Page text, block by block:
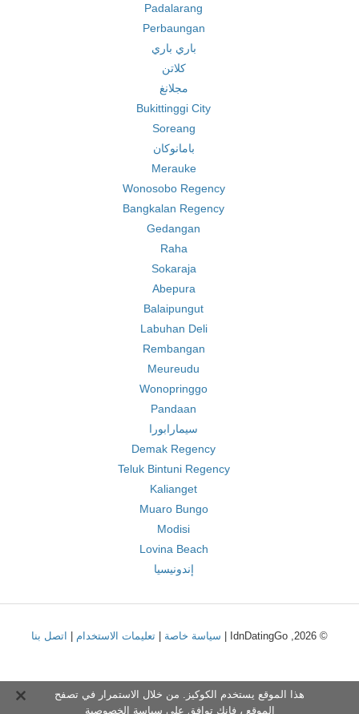
Padalarang
Perbaungan
باري باري
كلاتن
مجلانغ
Bukittinggi City
Soreang
بامانوكان
Merauke
Wonosobo Regency
Bangkalan Regency
Gedangan
Raha
Sokaraja
Abepura
Balaipungut
Labuhan Deli
Rembangan
Meureudu
Wonopringgo
Pandaan
سيمارابورا
Demak Regency
Teluk Bintuni Regency
Kalianget
Muaro Bungo
Modisi
Lovina Beach
إندونيسيا
© 2026, IdnDatingGo | سياسة خاصة تعليمات الاستخدام اتصل بنا
هذا الموقع يستخدم الكوكيز. من خلال الاستمرار في تصفح
الموقع ، فإنك توافق على سياسة الخصوصية